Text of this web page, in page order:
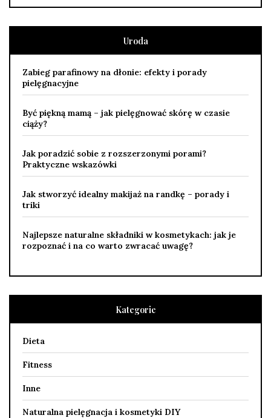
Uroda
Zabieg parafinowy na dłonie: efekty i porady
pielęgnacyjne
Być piękną mamą – jak pielęgnować skórę w czasie
ciąży?
Jak poradzić sobie z rozszerzonymi porami?
Praktyczne wskazówki
Jak stworzyć idealny makijaż na randkę – porady i
triki
Najlepsze naturalne składniki w kosmetykach: jak je
rozpoznać i na co warto zwracać uwagę?
Kategorie
Dieta
Fitness
Inne
Naturalna pielęgnacja i kosmetyki DIY